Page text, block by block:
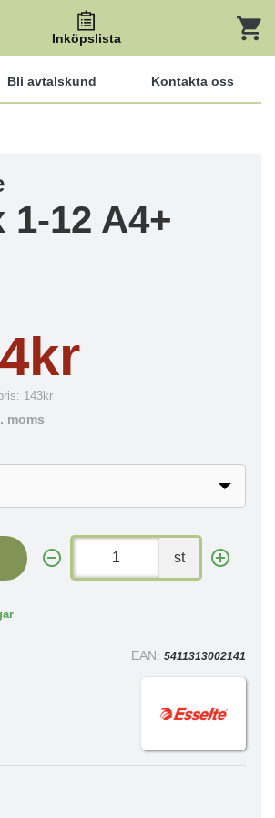
Inköpslista
Bli avtalskund Kontakta oss
12 A4+
143kr
moms
st
EAN: 5411313002141